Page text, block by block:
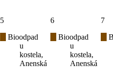
5
Bioodpad
u
kostela,
Anenská
6
Bioodpad
u
kostela,
Anenská
7